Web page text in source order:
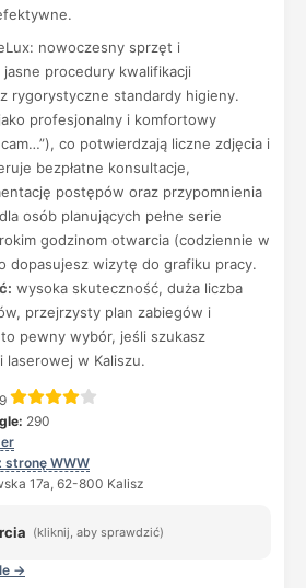
nowoczesny sprzęt i
procedury kwalifikacji
rygorystyczne standardy higieny.
profesjonalny i komfortowy
co potwierdzają liczne zdjęcia i
bezpłatne konsultacje,
postępów oraz przypomnienia
osób planujących pełne serie
godzinom otwarcia (codziennie w
dopasujesz wizytę do grafiku pracy.
wysoka skuteczność, duża liczba
przejrzysty plan zabiegów i
pewny wybór, jeśli szukasz
laserowej w Kaliszu.
290
stronę WWW
17a, 62-800 Kalisz
(kliknij, aby sprawdzić)
→